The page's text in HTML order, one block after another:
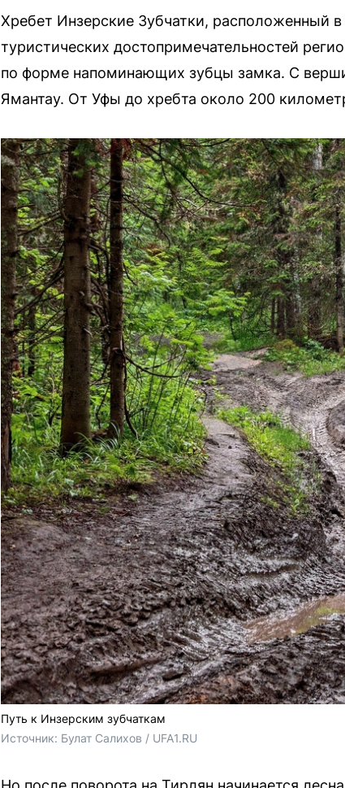
Хребет Инзерские Зубчатки, расположенный
туристических достопримечательностей
по форме напоминающих зубцы замка. С
Ямантау. От Уфы до хребта около 200
Путь к Инзерским зубчаткам
Источник: Булат Салихов / UFA1.RU